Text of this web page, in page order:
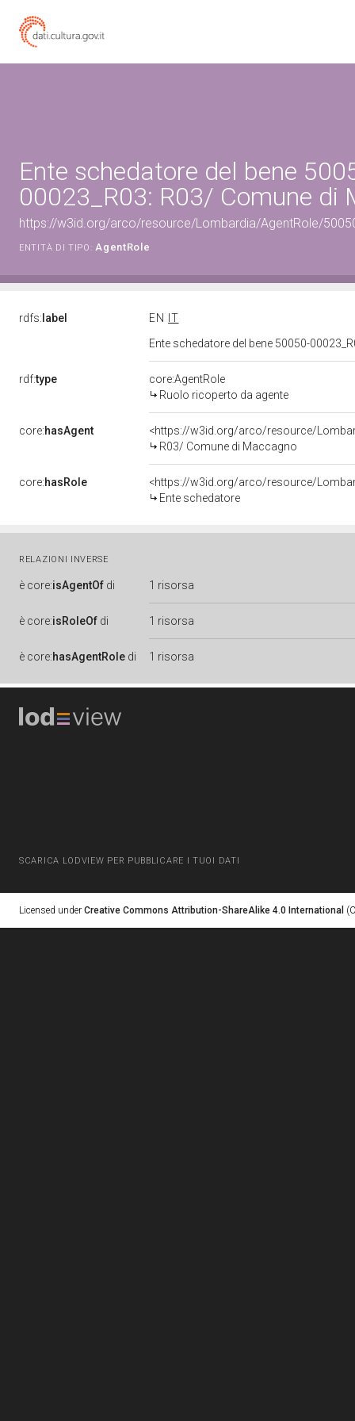
Ente schedatore del bene
00023_R03: R03/ Comune di
https://w3id.org/arco/resource/Lombardia/AgentRole/
ENTITÀ DI TIPO: AgentRole
rdfs: label EN
IT
Ente schedatore del bene 50050-
rdf:type
core:AgentRole
Ruolo ricoperto da agente
core:hasAgent
<https://w3id.org/arco/resource/
R03/ Comune di Maccagno
core:hasRole
<https://w3id.org/arco/resource/
Ente schedatore
RELAZIONI INVERSE
è core:isAgentOf di 1 risorsa
è core:isRoleOf di 1 risorsa
è core:hasAgentRole di 1 risorsa
SCARICA LODVIEW PER PUBBLICARE I TUOI DATI
Licensed under Creative Commons Attribution-ShareAlike 4.0 International